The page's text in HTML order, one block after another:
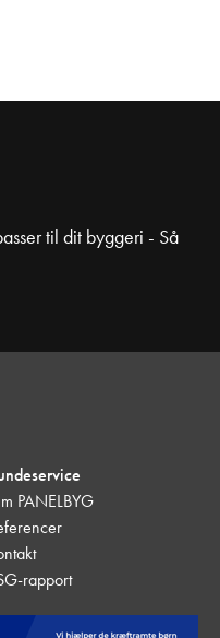
til dit byggeri - Så
PANELBYG
rapport